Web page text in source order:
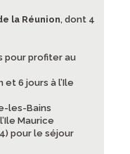
la Réunion, dont 4
pour profiter au
et 6 jours à l’Ile
les-Bains
Maurice
pour le séjour